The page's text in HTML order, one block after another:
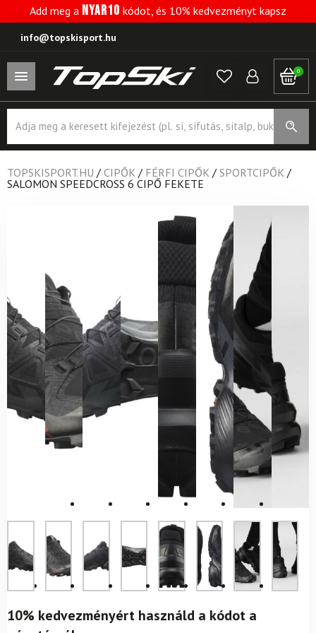
Add meg a NYAR10 kódot, és 10% kedvezményt kapsz
info@topskisport.hu
0
search
TOPSKISPORT.HU / CIPŐK / FÉRFI CIPŐK / SPORTCIPŐK /
SALOMON SPEEDCROSS 6 CIPŐ FEKETE
10% kedvezményért használd a kódot a